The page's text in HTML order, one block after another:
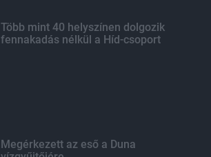
Több mint 40 helyszínen dolgozik
fennakadás nélkül a Híd-csoport
Megérkezett az eső a Duna